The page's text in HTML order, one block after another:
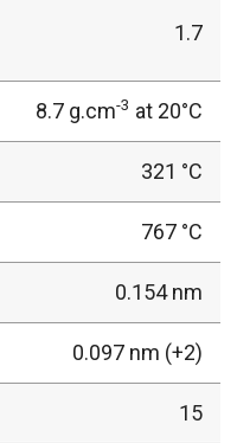
1.7
8.7 g.cm-3 at 20°C
321 °C
767 °C
0.154 nm
0.097 nm (+2)
15